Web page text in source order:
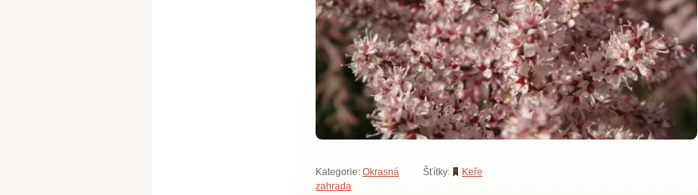
Kategorie: Okrasná
zahrada
Šťítky: Keře